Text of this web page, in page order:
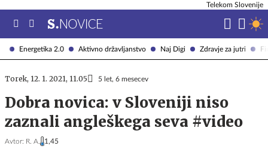
Energetika 2.0 Aktivno državljanstvo Naj Digi Zdravje za jutri
Telekom Slovenije
Torek, 12. 1. 2021, 11.05 5 let, 6 mesecev
Dobra novica: v Sloveniji niso
zaznali angleškega seva #video
Avtor: R. A. 1,45